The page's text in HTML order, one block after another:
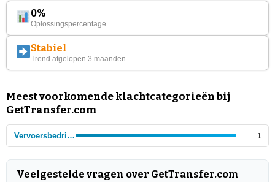
0%
Oplossingspercentage
Stabiel
Trend afgelopen 3 maanden
Meest voorkomende klachtcategorieën bij
GetTransfer.com
Vervoersbedrijven 1
Veelgestelde vragen over GetTransfer.com